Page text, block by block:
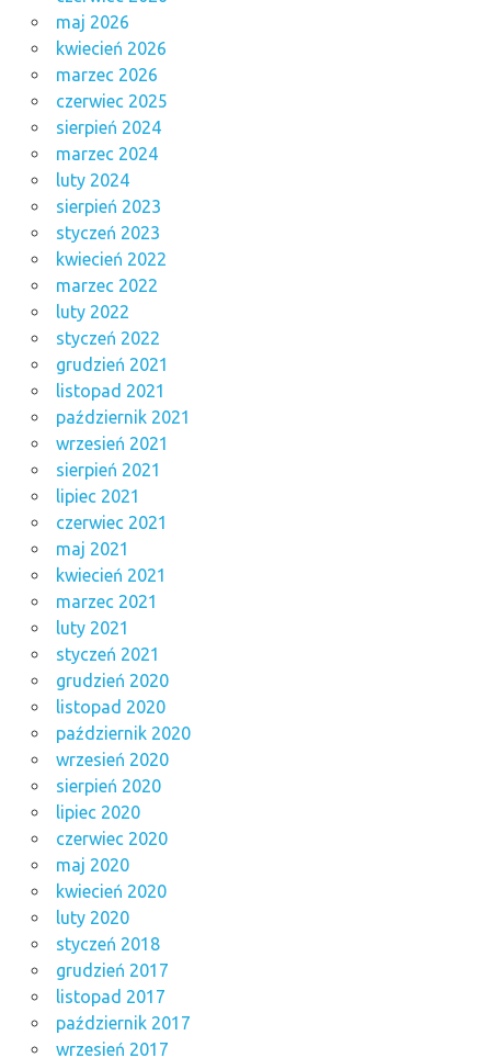
maj 2026
kwiecień 2026
marzec 2026
czerwiec 2025
sierpień 2024
marzec 2024
luty 2024
sierpień 2023
styczeń 2023
kwiecień 2022
marzec 2022
luty 2022
styczeń 2022
grudzień 2021
listopad 2021
październik 2021
wrzesień 2021
sierpień 2021
lipiec 2021
czerwiec 2021
maj 2021
kwiecień 2021
marzec 2021
luty 2021
styczeń 2021
grudzień 2020
listopad 2020
październik 2020
wrzesień 2020
sierpień 2020
lipiec 2020
czerwiec 2020
maj 2020
kwiecień 2020
luty 2020
styczeń 2018
grudzień 2017
listopad 2017
październik 2017
wrzesień 2017